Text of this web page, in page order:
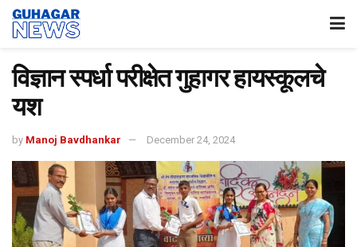
विज्ञान स्पर्धा परीक्षेत गुहागर हायस्कूलचे
यश
by Manoj Bavdhankar December 24, 2024